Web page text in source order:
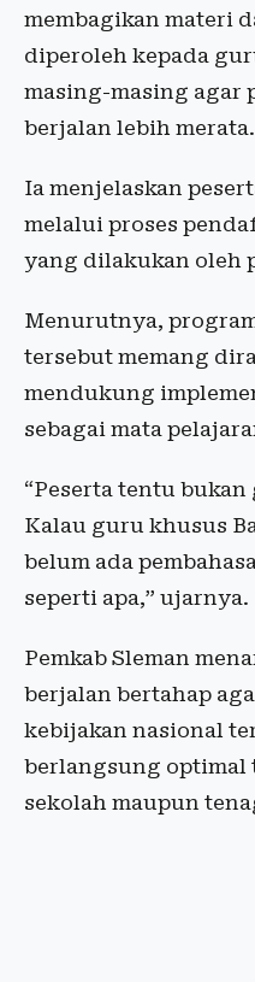
membagikan materi
diperoleh kepada
masing-masing agar
berjalan lebih merata.
Ia menjelaskan
melalui proses
yang dilakukan oleh
Menurutnya,
tersebut memang
mendukung
sebagai mata
“Peserta tentu
Kalau guru khusus
belum ada
seperti apa,” ujarnya.
Pemkab Sleman
berjalan bertahap
kebijakan nasional
berlangsung optimal
sekolah maupun